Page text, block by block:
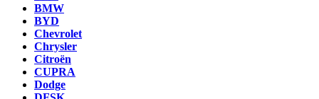
BMW
BYD
Chevrolet
Chrysler
Citroën
CUPRA
Dodge